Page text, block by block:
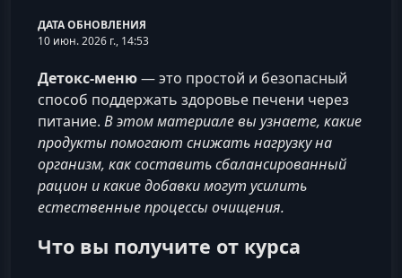
ДАТА ОБНОВЛЕНИЯ
10 июн. 2026 г., 14:53
Детокс-меню— это простой и безопасный
способ поддержать здоровье печени через
питание. В этом материале вы узнаете, какие
продукты помогают снижать нагрузку на
организм, как составить сбалансированный
рацион и какие добавки могут усилить
естественные процессы очищения.
Что вы получите от курса